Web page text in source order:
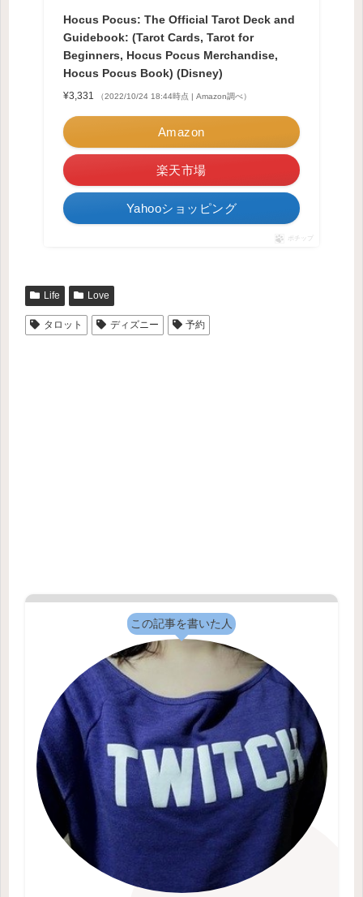
Hocus Pocus: The Official Tarot Deck and
Guidebook: (Tarot Cards, Tarot for
Beginners, Hocus Pocus Merchandise,
Hocus Pocus Book) (Disney)
¥3,331 （2022/10/24 18:44時点 | Amazon調べ）
Amazon
楽天市場
Yahooショッピング
ポチップ
Life Love
タロット ディズニー 予約
この記事を書いた人